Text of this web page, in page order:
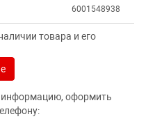
6001548938
товара и его
оформить